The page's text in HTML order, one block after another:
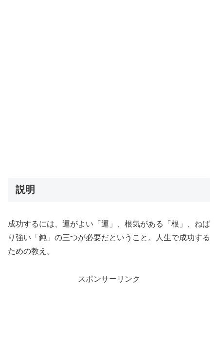
説明
成功するには、運がよい「運」、根気がある「根」、ねば
り強い「鈍」の三つが必要だということ。人生で成功する
ための教え。
スポンサーリンク